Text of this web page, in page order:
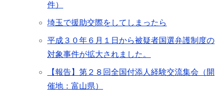
件）
埼玉で援助交際をしてしまったら
平成３０年６月１日から被疑者国選弁護制度の
対象事件が拡大されました。
【報告】第２８回全国付添人経験交流集会（開
催地：富山県）